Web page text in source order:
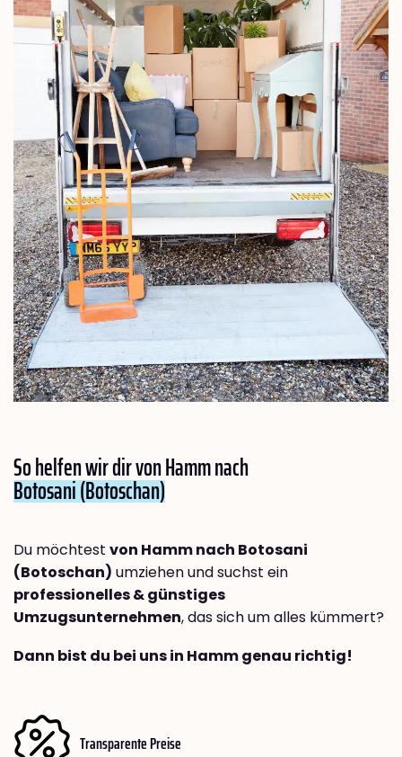
So helfen wir dir von Hamm nach
Botosani (Botoschan)
Du möchtest von Hamm nach Botosani
(Botoschan) umziehen und suchst ein
professionelles & günstiges
Umzugsunternehmen, das sich um alles kümmert?
Dann bist du bei uns in Hamm genau richtig!
Transparente Preise